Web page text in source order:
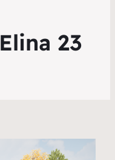
Elina 23